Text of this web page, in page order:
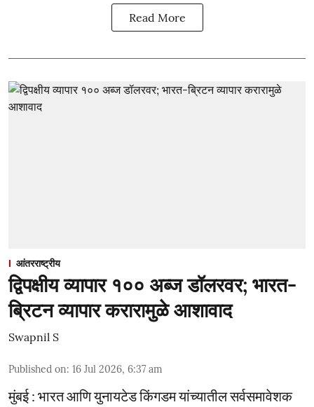
Read More
आंतरराष्ट्रीय
द्विपक्षीय व्यापार १०० अब्ज डॉलरवर; भारत-
ब्रिटन व्यापार करारामुळे आशावाद
Swapnil S
Published on: 16 Jul 2026, 6:37 am
मुंबई : भारत आणि युनायटेड किंगडम यांच्यातील सर्वसमावेशक